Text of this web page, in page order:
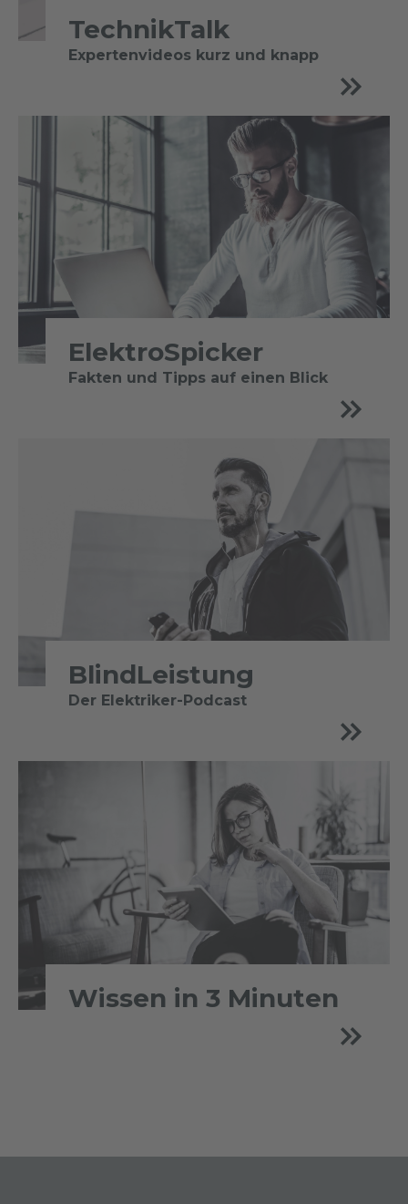
TechnikTalk
Expertenvideos kurz und knapp
ElektroSpicker
Fakten und Tipps auf einen Blick
BlindLeistung
Der Elektriker-Podcast
Wissen in 3 Minuten